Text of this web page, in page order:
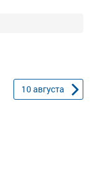
10августа